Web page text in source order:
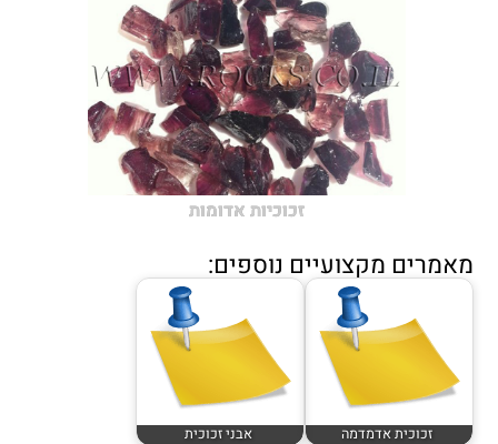
זכוכיות אדומות
מאמרים מקצועיים נוספים:
זכוכית אדמדמה אבני זכוכית